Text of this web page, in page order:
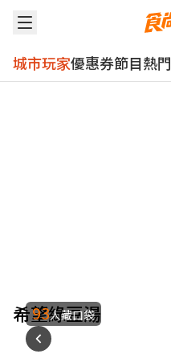
城市玩家優惠券節目熱門
希望綠豆湯
93人藏口袋